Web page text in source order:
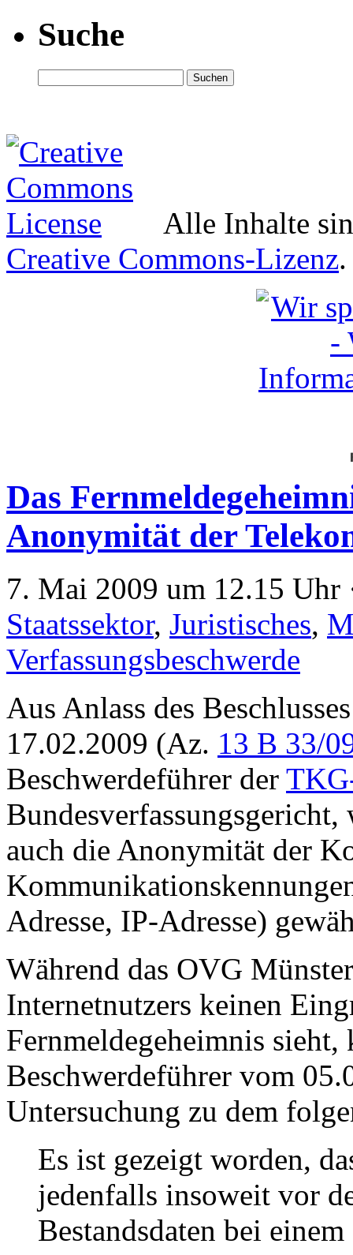
Suche
Alle Inhalte
Creative Commons-Lizenz.
Das
Anonymität der
7. Mai 2009 um 12.15 Uhr
Staatssektor, Juristisches,
Verfassungsbeschwerde
Aus Anlass des
17.02.2009 (Az. 13 B 33/
Beschwerdeführer der
Bundesverfassungsgericht,
auch die Anonymität der
Adresse, IP-Adresse)
Während das OVG
Internetnutzers keinen
Fernmeldegeheimnis
Beschwerdeführer vom
Untersuchung zu dem
Es ist gezeigt worden,
jedenfalls insoweit vor
Bestandsdaten bei